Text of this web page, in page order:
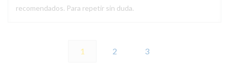
recomendados. Para repetir sin duda.
1 2 3